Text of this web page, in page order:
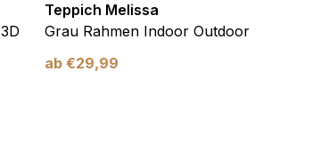
Teppich Melissa
Grau Rahmen Indoor Outdoor
ab €29,99
Meine Einstellungen speichern